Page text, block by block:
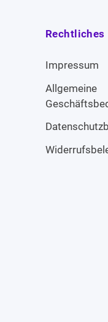
Rechtliches
Impressum
Allgemeine